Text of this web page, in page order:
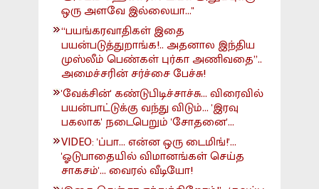
ஒரு அளவே இல்லையா..."
“பயங்கரவாதிகள் இதை
பயன்படுத்துறாங்க!.. அதனால இந்திய
முஸ்லீம் பெண்கள் புர்கா அணிவதை”..
அமைச்சரின் சர்ச்சை பேச்சு!
'வேக்சின்' கண்டுபிடிச்சாச்சு... விரைவில்
பயன்பாட்டுக்கு வந்து விடும்... 'இரவு
பகலாக' நடைபெறும் 'சோதனை'...
VIDEO: 'ப்பா... என்ன ஒரு டைமிங்!'...
'ஓடுபாதையில் விமானங்கள் செய்த
சாகசம்'... வைரல் வீடியோ!